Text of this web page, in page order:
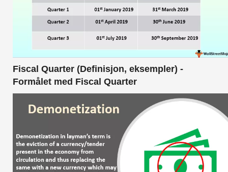
Fiscal Quarter (Definisjon, eksempler) -
Formålet med Fiscal Quarter